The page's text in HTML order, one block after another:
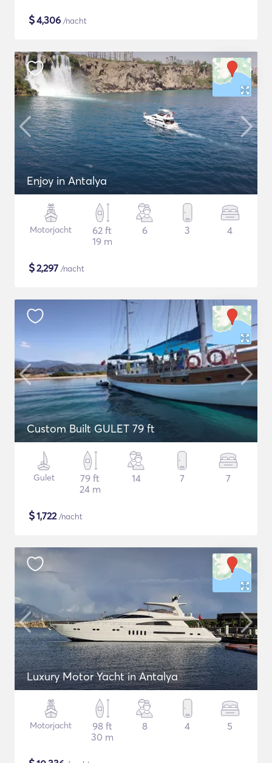
$4,306 /nacht
Enjoy in Antalya
Motorjacht
62 ft
19 m
6 3 4
$2,297 /nacht
Custom Built GULET 79 ft
Gulet
79 ft
24 m
14 7 7
$1,722/nacht
Luxury Motor Yacht in Antalya
Motorjacht
98 ft
30 m
8 4 5